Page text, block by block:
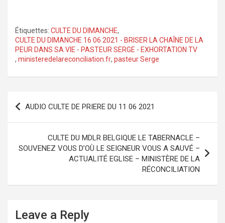
Étiquettes: CULTE DU DIMANCHE,
CULTE DU DIMANCHE 16 06 2021 - BRISER LA CHAÎNE DE LA
PEUR DANS SA VIE - PASTEUR SERGE - EXHORTATION TV
, ministeredelareconciliation.fr, pasteur Serge
Navigation
de
l’article
AUDIO CULTE DE PRIERE DU 11 06 2021
CULTE DU MDLR BELGIQUE LE TABERNACLE –
SOUVENEZ VOUS D’OÙ LE SEIGNEUR VOUS A SAUVÉ –
ACTUALITÉ EGLISE – MINISTÈRE DE LA
RÉCONCILIATION
Leave a Reply